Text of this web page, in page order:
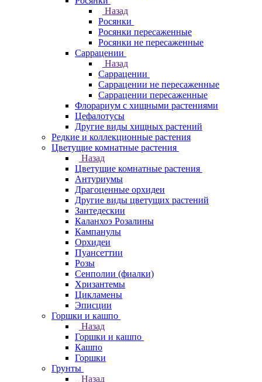
Назад
Росянки
Росянки пересаженные
Росянки не пересаженные
Саррацении
Назад
Саррацении
Саррацении не пересаженные
Саррацении пересаженные
Флорариум с хищными растениями
Цефалотусы
Другие виды хищных растений
Редкие и коллекционные растения
Цветущие комнатные растения
Назад
Цветущие комнатные растения
Антуриумы
Драгоценные орхидеи
Другие виды цветущих растений
Зантедескии
Каланхоэ Розалины
Кампанулы
Орхидеи
Пуансеттии
Розы
Сенполии (фиалки)
Хризантемы
Цикламены
Эписции
Горшки и кашпо
Назад
Горшки и кашпо
Кашпо
Горшки
Грунты
Назад